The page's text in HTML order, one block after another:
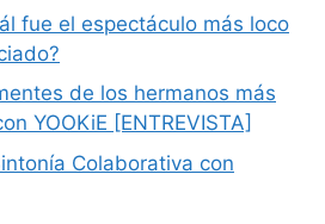
fue el espectáculo más loco
de los hermanos más
YOOKiE [ENTREVISTA]
Colaborativa con